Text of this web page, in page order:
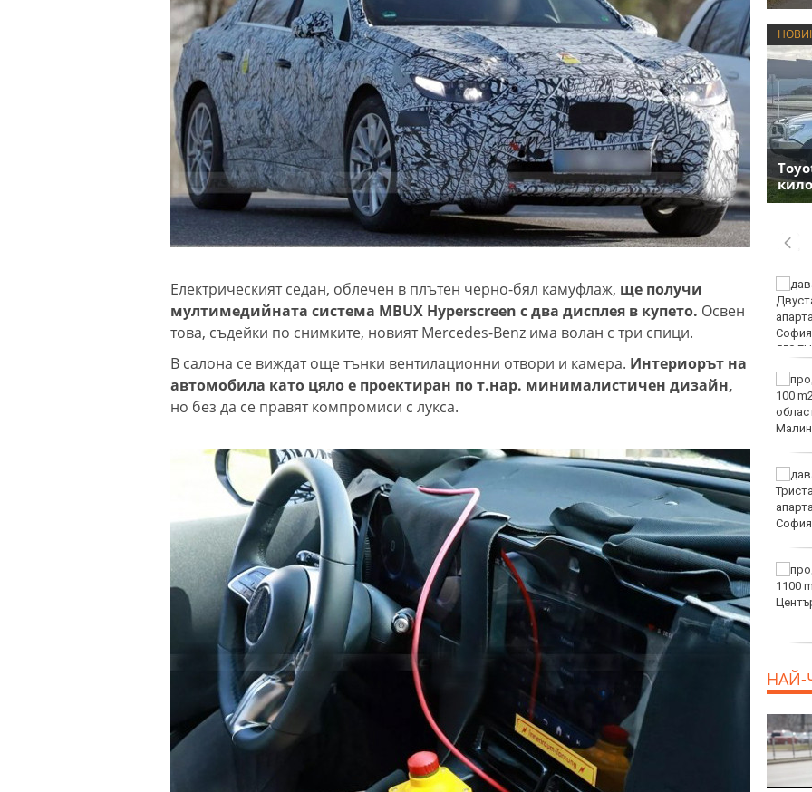
Електрическият седан, облечен в плътен черно-бял камуфлаж, ще получи
мултимедийната система MBUX Hyperscreen с два дисплея в купето. Освен
това, съдейки по снимките, новият Mercedes-Benz има волан с три спици.
В салона се виждат още тънки вентилационни отвори и камера. Интериорът на
автомобила като цяло е проектиран по т.нар. минималистичен дизайн,
но без да се правят компромиси с лукса.
Фестивал на етносите
завладява Варна днес и
утре
30 души са пострадали
при катастрофи у нас за
Нивото на Дунав
продължава да спада
Варненката Тея
Николова: Ще покажа
най-доброто на
европейското по
плуване в Париж
НАЙ-